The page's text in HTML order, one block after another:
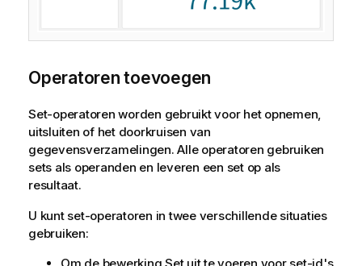
Operatoren toevoegen
Set-operatoren worden gebruikt voor het opnemen,
uitsluiten of het doorkruisen van
gegevensverzamelingen. Alle operatoren gebruiken
sets als operanden en leveren een set op als
resultaat.
U kunt set-operatoren in twee verschillende situaties
gebruiken: